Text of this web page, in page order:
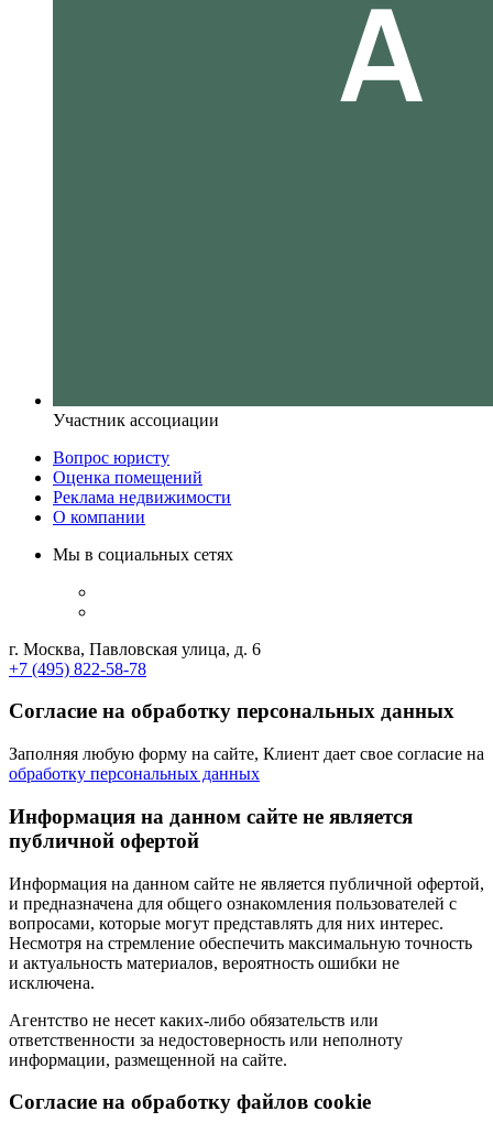
Участник ассоциации
Вопрос юристу
Оценка помещений
Реклама недвижимости
О компании
Мы в социальных сетях
г. Москва, Павловская улица, д. 6
+7 (495) 822-58-78
Согласие на обработку персональных данных
Заполняя любую форму на сайте, Клиент дает свое согласие на
обработку персональных данных
Информация на данном сайте не является
публичной офертой
Информация на данном сайте не является публичной офертой,
и предназначена для общего ознакомления пользователей с
вопросами, которые могут представлять для них интерес.
Несмотря на стремление обеспечить максимальную точность
и актуальность материалов, вероятность ошибки не
исключена.
Агентство не несет каких-либо обязательств или
ответственности за недостоверность или неполноту
информации, размещенной на сайте.
Cогласие на обработку файлов cookie